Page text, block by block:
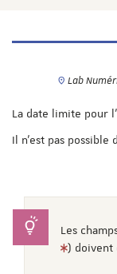
Lab
La date limite pour
Il n'est pas possible
Les
) doivent